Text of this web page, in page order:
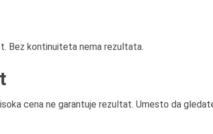
Bez kontinuiteta nema rezultata.
cena ne garantuje rezultat. Umesto da